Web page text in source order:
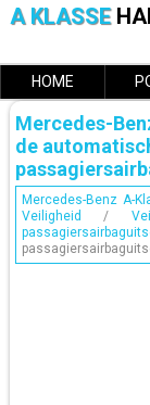
A KLASSE
HOME
Mercedes-
de
Mercedes-Benz A-
Veiligheid
/